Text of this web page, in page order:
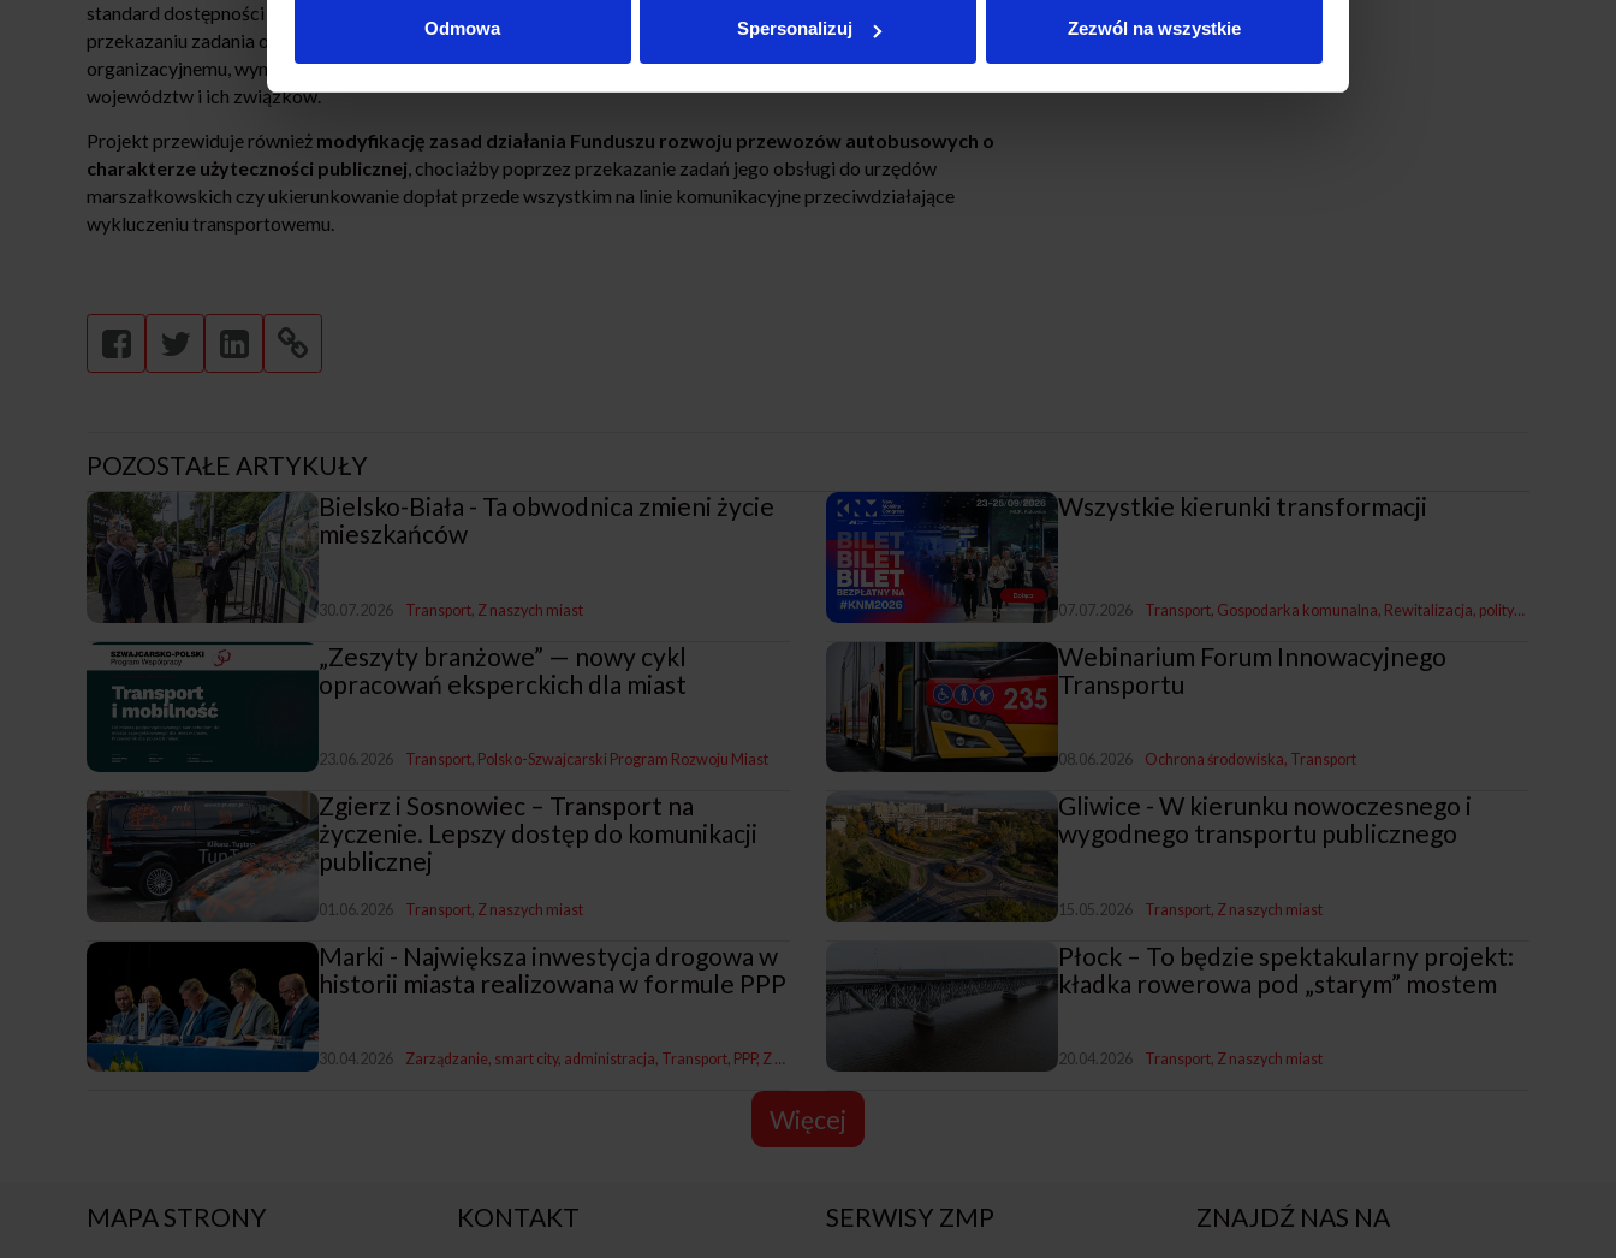
Odmowa Spersonalizuj Zezwól na wszystkie
standard dostępności transportu w zakresie przebiegu linii komunikacyjnych oraz częstotliwości kursów. Dzięki
przekazaniu zadania organizacji planu komunikacji do marszałków województw, dotychczasowemu rozproszeniu
organizacyjnemu, wynikającemu z funkcjonowania licznych organizatorów przewozu na poziomie gmin, powiatów,
województw i ich związków.
Projekt przewiduje również modyfikację zasad działania Funduszu rozwoju przewozów autobusowych o
charakterze użyteczności publicznej, chociażby poprzez przekazanie zadań jego obsługi do urzędów
marszałkowskich czy ukierunkowanie dopłat przede wszystkim na linie komunikacyjne przeciwdziałające
wykluczeniu transportowemu.
POZOSTAŁE ARTYKUŁY
Bielsko-Biała - Ta obwodnica zmieni życie
mieszkańców
30.07.2026 Transport Z naszych miast
Wszystkie kierunki transformacji
07.07.2026 Transport Gospodarka komunalna Rewitalizacja, polityka miejska i rozwój
„Zeszyty branżowe” — nowy cykl
opracowań eksperckich dla miast
23.06.2026 Transport Polsko-Szwajcarski Program Rozwoju Miast
Webinarium Forum Innowacyjnego
Transportu
08.06.2026 Ochrona środowiska Transport
Zgierz i Sosnowiec – Transport na
życzenie. Lepszy dostęp do komunikacji
publicznej
01.06.2026 Transport Z naszych miast
Gliwice - W kierunku nowoczesnego i
wygodnego transportu publicznego
15.05.2026 Transport Z naszych miast
Marki - Największa inwestycja drogowa w
historii miasta realizowana w formule PPP
30.04.2026 Zarządzanie, smart city, administracja Transport PPP Z naszych miast
Płock – To będzie spektakularny projekt:
kładka rowerowa pod „starym” mostem
20.04.2026 Transport Z naszych miast
Więcej
MAPA STRONY KONTAKT SERWISY ZMP ZNAJDŹ NAS NA